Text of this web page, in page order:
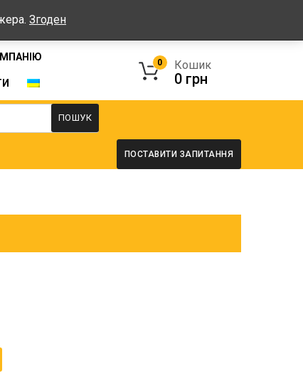
Графік: Пн-Пт: 08:00-17:00, Сб-Нд - вихідні
Кошик
0
0 грн
ПОШУК
ПОСТАВИТИ ЗАПИТАННЯ
Згоден